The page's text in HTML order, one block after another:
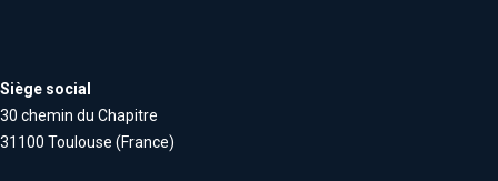
Siège social
30 chemin du Chapitre
31100 Toulouse (France)